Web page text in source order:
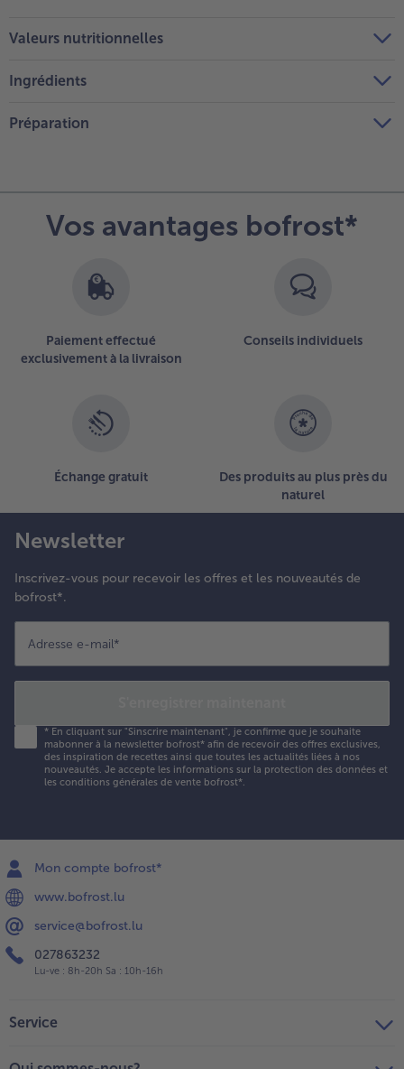
Valeurs nutritionnelles
Ingrédients
Préparation
Vos avantages bofrost*
Paiement effectué
exclusivement à la livraison
Conseils individuels
Échange gratuit
Des produits au plus près du
naturel
Newsletter
Inscrivez-vous pour recevoir les offres et les nouveautés de
bofrost*.
Adresse e-mail*
* En cliquant sur "Sinscrire maintenant", je confirme que je souhaite
mabonner à la newsletter bofrost* afin de recevoir des offres exclusives,
des inspiration de recettes ainsi que toutes les actualités liées à nos
nouveautés. Je accepte les informations sur la protection des données et
les conditions générales de vente bofrost*.
Mon compte bofrost*
www.bofrost.lu
service@bofrost.lu
027863232
Lu-ve : 8h-20h Sa : 10h-16h
Service